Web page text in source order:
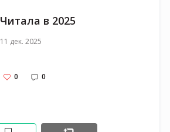
Читала в 2025
11 дек. 2025
0 0